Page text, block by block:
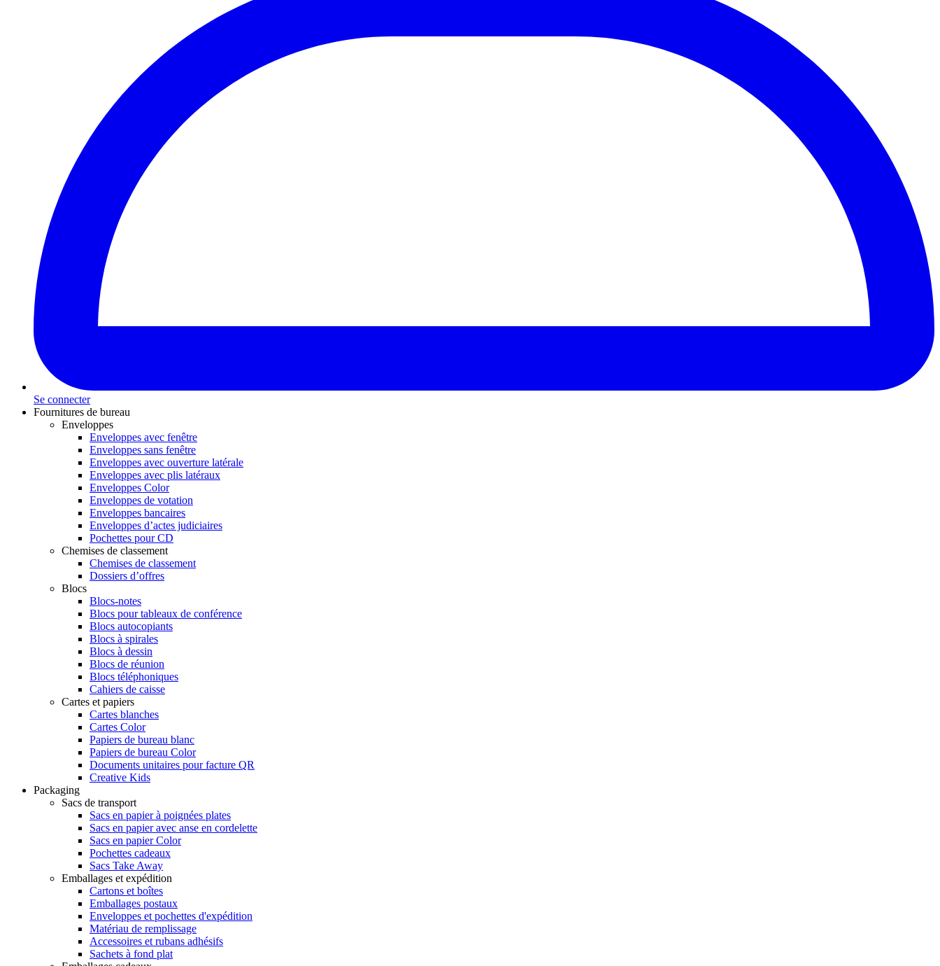
Se connecter
Fournitures de bureau
Enveloppes
Enveloppes avec fenêtre
Enveloppes sans fenêtre
Enveloppes avec ouverture latérale
Enveloppes avec plis latéraux
Enveloppes Color
Enveloppes de votation
Enveloppes bancaires
Enveloppes d’actes judiciaires
Pochettes pour CD
Chemises de classement
Chemises de classement
Dossiers d’offres
Blocs
Blocs-notes
Blocs pour tableaux de conférence
Blocs autocopiants
Blocs à spirales
Blocs à dessin
Blocs de réunion
Blocs téléphoniques
Cahiers de caisse
Cartes et papiers
Cartes blanches
Cartes Color
Papiers de bureau blanc
Papiers de bureau Color
Documents unitaires pour facture QR
Creative Kids
Packaging
Sacs de transport
Sacs en papier à poignées plates
Sacs en papier avec anse en cordelette
Sacs en papier Color
Pochettes cadeaux
Sacs Take Away
Emballages et expédition
Cartons et boîtes
Emballages postaux
Enveloppes et pochettes d'expédition
Matériau de remplissage
Accessoires et rubans adhésifs
Sachets à fond plat